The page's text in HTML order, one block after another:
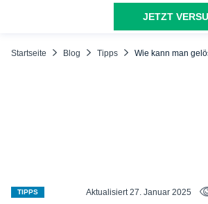
JETZT
Startseite Blog Tipps
TIPPS Aktualisiert 27. Januar 2025
Können Sie gelöschte Instagram-
Drittanbietern wiederherstellen